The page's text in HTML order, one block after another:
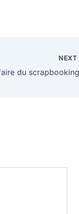
NEXT
du